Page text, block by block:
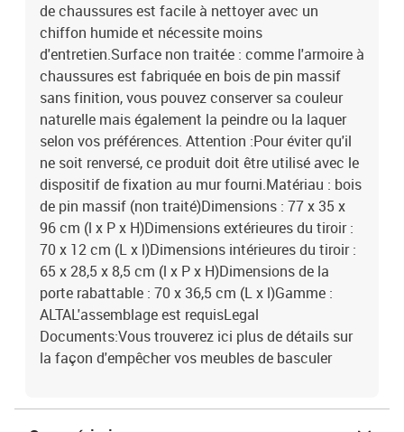
de chaussures est facile à nettoyer avec un
chiffon humide et nécessite moins
d'entretien.Surface non traitée : comme l'armoire à
chaussures est fabriquée en bois de pin massif
sans finition, vous pouvez conserver sa couleur
naturelle mais également la peindre ou la laquer
selon vos préférences. Attention :Pour éviter qu'il
ne soit renversé, ce produit doit être utilisé avec le
dispositif de fixation au mur fourni.Matériau : bois
de pin massif (non traité)Dimensions : 77 x 35 x
96 cm (l x P x H)Dimensions extérieures du tiroir :
70 x 12 cm (L x l)Dimensions intérieures du tiroir :
65 x 28,5 x 8,5 cm (l x P x H)Dimensions de la
porte rabattable : 70 x 36,5 cm (L x l)Gamme :
ALTAL'assemblage est requisLegal
Documents:Vous trouverez ici plus de détails sur
la façon d'empêcher vos meubles de basculer